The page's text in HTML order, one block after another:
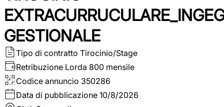
GESTIONALE
Tipo di contratto Tirocinio/Stage
Retribuzione Lorda 800 mensile
Codice annuncio 350286
Data di pubblicazione 10/8/2026